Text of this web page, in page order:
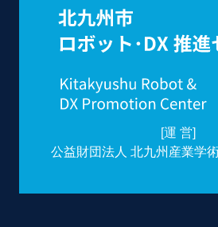
[運 営]
公益財団法人 北九州産業学